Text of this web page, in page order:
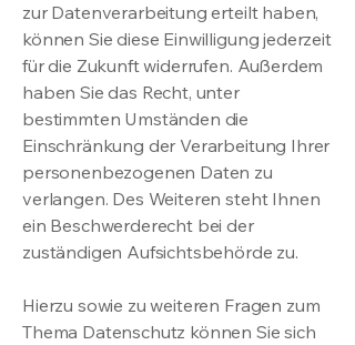
zur Datenverarbeitung erteilt haben,
können Sie diese Einwilligung jederzeit
für die Zukunft widerrufen. Außerdem
haben Sie das Recht, unter
bestimmten Umständen die
Einschränkung der Verarbeitung Ihrer
personenbezogenen Daten zu
verlangen. Des Weiteren steht Ihnen
ein Beschwerderecht bei der
zuständigen Aufsichtsbehörde zu.
Hierzu sowie zu weiteren Fragen zum
Thema Datenschutz können Sie sich